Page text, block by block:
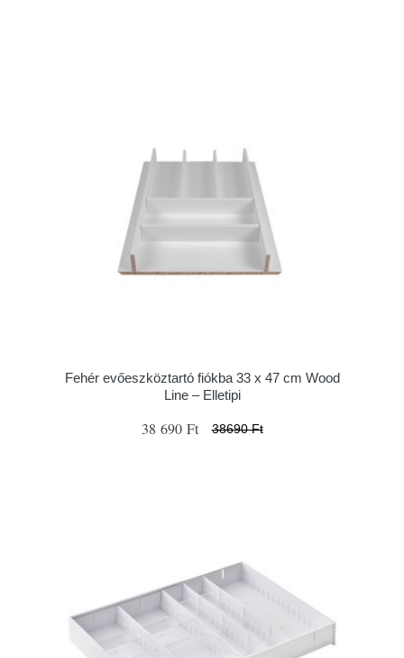
Fehér evőeszköztartó fiókba 33 x 47 cm Wood
Line – Elletipi
38 690 Ft 38690 Ft